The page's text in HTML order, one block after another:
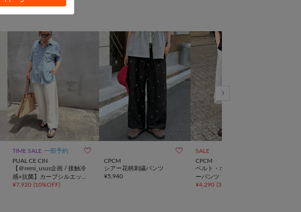
TIME SALE 一部予約 
PUAL CE CIN
【＠remi_usus企画 / 接触冷
感+抗菌】カーブシルエット
カットソーパンツ
¥7,920 (10%OFF)

CPCM
シアー花柄刺繍パンツ
¥5,940
SALE
CPCM
ベルト・ポーチ付きクオータ
ーパンツ
¥4,290 (38%OFF